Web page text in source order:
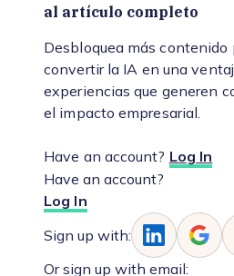
al artículo completo
Desbloquea más contenido
convertir la IA en una
experiencias que generen
el impacto empresarial.
Have an account? Log In
Have an account?
Log In
Sign up with:
Or sign up with email: